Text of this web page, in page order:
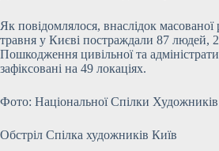
Як повідомлялося, внаслідок масованої
травня у Києві постраждали 87 людей,
Пошкодження цивільної та
зафіксовані на 49 локаціях.
Фото: Національної Спілки
Обстріл Спілка художників Київ